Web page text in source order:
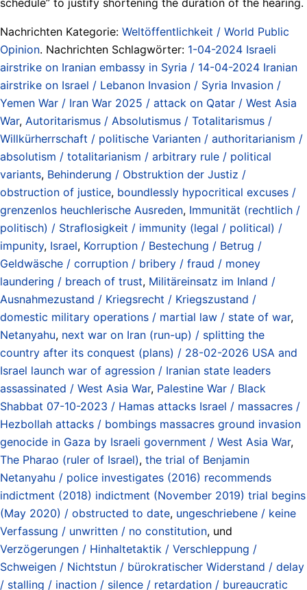
Nachrichten Kategorie: Weltöffentlichkeit / World Public
Opinion. Nachrichten Schlagwörter: 1-04-2024 Israeli
airstrike on Iranian embassy in Syria / 14-04-2024 Iranian
airstrike on Israel / Lebanon Invasion / Syria Invasion /
Yemen War / Iran War 2025 / attack on Qatar / West Asia
War, Autoritarismus / Absolutismus / Totalitarismus /
Willkürherrschaft / politische Varianten / authoritarianism /
absolutism / totalitarianism / arbitrary rule / political
variants, Behinderung / Obstruktion der Justiz /
obstruction of justice, boundlessly hypocritical excuses /
grenzenlos heuchlerische Ausreden, Immunität (rechtlich /
politisch) / Straflosigkeit / immunity (legal / political) /
impunity, Israel, Korruption / Bestechung / Betrug /
Geldwäsche / corruption / bribery / fraud / money
laundering / breach of trust, Militäreinsatz im Inland /
Ausnahmezustand / Kriegsrecht / Kriegszustand /
domestic military operations / martial law / state of war,
Netanyahu, next war on Iran (run-up) / splitting the
country after its conquest (plans) / 28-02-2026 USA and
Israel launch war of agression / Iranian state leaders
assassinated / West Asia War, Palestine War / Black
Shabbat 07-10-2023 / Hamas attacks Israel / massacres /
Hezbollah attacks / bombings massacres ground invasion
genocide in Gaza by Israeli government / West Asia War,
The Pharao (ruler of Israel), the trial of Benjamin
Netanyahu / police investigates (2016) recommends
indictment (2018) indictment (November 2019) trial begins
(May 2020) / obstructed to date, ungeschriebene / keine
Verfassung / unwritten / no constitution, und
Verzögerungen / Hinhaltetaktik / Verschleppung /
Schweigen / Nichtstun / bürokratischer Widerstand / delay
/ stalling / inaction / silence / retardation / bureaucratic